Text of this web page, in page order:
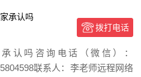
承认吗
拨打电话
认吗咨询电话（微信）：
联系人：李老师远程网络